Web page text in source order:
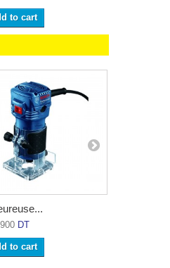
to cart
DT
to cart